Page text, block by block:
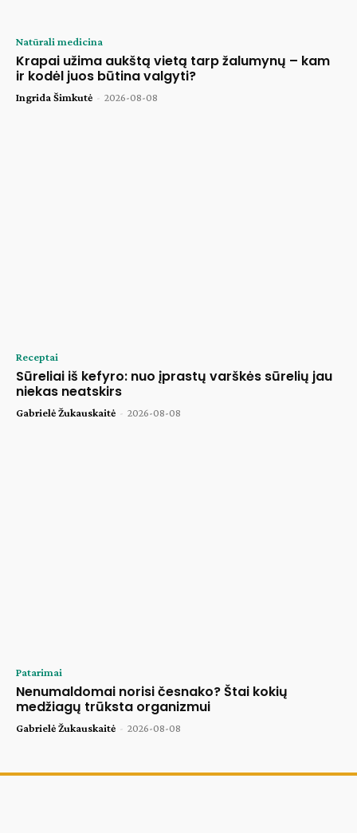
Natūrali medicina
Krapai užima aukštą vietą tarp žalumynų – kam
ir kodėl juos būtina valgyti?
Ingrida Šimkutė - 2026-08-08
Receptai
Sūreliai iš kefyro: nuo įprastų varškės sūrelių jau
niekas neatskirs
Gabrielė Žukauskaitė - 2026-08-08
Patarimai
Nenumaldomai norisi česnako? Štai kokių
medžiagų trūksta organizmui
Gabrielė Žukauskaitė - 2026-08-08